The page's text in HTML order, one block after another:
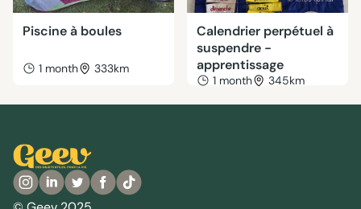
Piscine à boules
1 month 333km
Calendrier perpétuel à
suspendre -
apprentissage
1 month 345km